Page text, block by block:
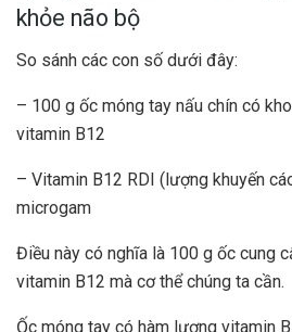
khỏe não bộ
So sánh các con số dưới đây:
– 100 g ốc móng tay nấu chín có
vitamin B12
– Vitamin B12 RDI (lượng khuyến
microgam
Điều này có nghĩa là 100 g ốc cung
vitamin B12 mà cơ thể chúng ta cần.
Ốc móng tay có hàm lượng vitamin